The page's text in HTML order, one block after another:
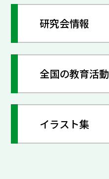
研究会情報
全国の教育活動
イラスト集